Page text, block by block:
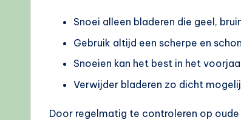
Snoei alleen bladeren die geel,
Gebruik altijd een scherpe en
Snoeien kan het best in het
Verwijder bladeren zo dicht
Door regelmatig te controleren op